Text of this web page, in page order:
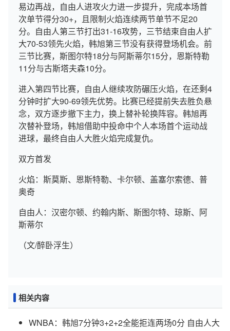
易边再战，自由人进攻火力进一步提升，完成本场首
次单节得分30+，且限制火焰连续两节单节不足20
分。自由人第三节打出31-16攻势，三节结束自由人扩
大70-53领先火焰，韩旭第三节没有获得登场机会。前
三节比赛，斯图尔特18分与阿斯蒂尔15分，恩斯特勒
11分与古斯塔夫森10分。
进入第四节比赛，自由人继续攻防碾压火焰，在还剩4
分钟时扩大90-69领先优势。比赛已经提前失去胜负悬
念，双方逐步撤下主力，换上替补轮换阵容。韩旭再
次替补登场，韩旭借助中投命中个人本场首个运动战
进球，最终自由人大胜火焰完成复仇。
双方首发
火焰：斯莫斯、恩斯特勒、卡尔顿、盖塞尔索德、普
奥奇
自由人：汉密尔顿、约翰内斯、斯图尔特、琼斯、阿
斯蒂尔
（文/醉卧浮生）
相关内容
WNBA：韩旭7分钟3+2+2全能拒连两场0分 自由人大